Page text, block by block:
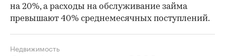
на 20%, а расходы на обслуживание займа
превышают 40% среднемесячных поступлений.
Недвижимость